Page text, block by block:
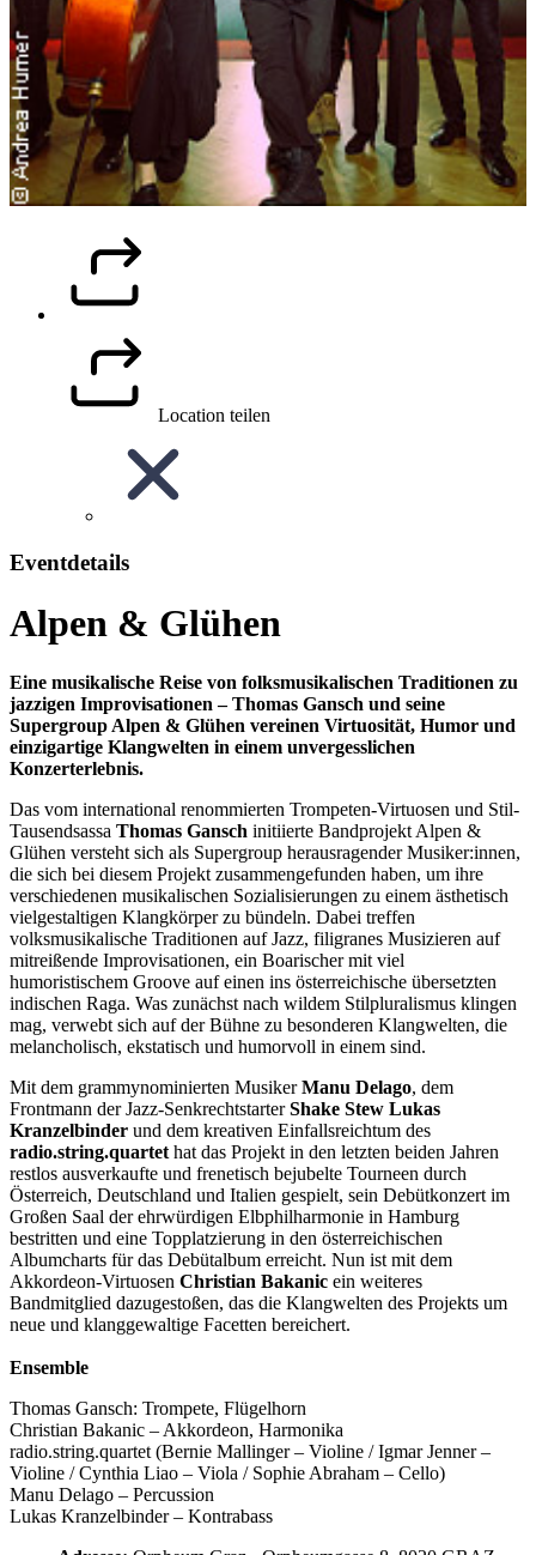
Location teilen
Eventdetails
Alpen & Glühen
Eine musikalische Reise von folksmusikalischen Traditionen zu
jazzigen Improvisationen – Thomas Gansch und seine
Supergroup Alpen & Glühen vereinen Virtuosität, Humor und
einzigartige Klangwelten in einem unvergesslichen
Konzerterlebnis.
Das vom international renommierten Trompeten-Virtuosen und Stil-
Tausendsassa Thomas Gansch initiierte Bandprojekt Alpen &
Glühen versteht sich als Supergroup herausragender Musiker:innen,
die sich bei diesem Projekt zusammengefunden haben, um ihre
verschiedenen musikalischen Sozialisierungen zu einem ästhetisch
vielgestaltigen Klangkörper zu bündeln. Dabei treffen
volksmusikalische Traditionen auf Jazz, filigranes Musizieren auf
mitreißende Improvisationen, ein Boarischer mit viel
humoristischem Groove auf einen ins österreichische übersetzten
indischen Raga. Was zunächst nach wildem Stilpluralismus klingen
mag, verwebt sich auf der Bühne zu besonderen Klangwelten, die
melancholisch, ekstatisch und humorvoll in einem sind.
Mit dem grammynominierten MusikerManu Delago, dem
Frontmann der Jazz-SenkrechtstarterShake Stew Lukas
Kranzelbinder und dem kreativen Einfallsreichtum des
radio.string.quartet hat das Projekt in den letzten beiden Jahren
restlos ausverkaufte und frenetisch bejubelte Tourneen durch
Österreich, Deutschland und Italien gespielt, sein Debütkonzert im
Großen Saal der ehrwürdigen Elbphilharmonie in Hamburg
bestritten und eine Topplatzierung in den österreichischen
Albumcharts für das Debütalbum erreicht. Nun ist mit dem
Akkordeon-Virtuosen Christian Bakanic ein weiteres
Bandmitglied dazugestoßen, das die Klangwelten des Projekts um
neue und klanggewaltige Facetten bereichert.
Ensemble
Thomas Gansch: Trompete, Flügelhorn
Christian Bakanic – Akkordeon, Harmonika
radio.string.quartet (Bernie Mallinger – Violine / Igmar Jenner –
Violine / Cynthia Liao – Viola / Sophie Abraham – Cello)
Manu Delago – Percussion
Lukas Kranzelbinder – Kontrabass